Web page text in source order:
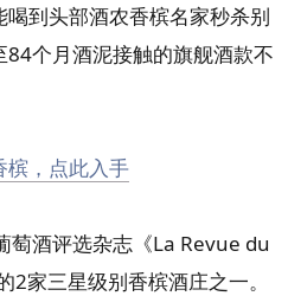
到头部酒农香槟名家秒杀别
个月酒泥接触的旗舰酒款不
槟，点此入手
萄酒评选杂志《La Revue du
家三星级别香槟酒庄之一。